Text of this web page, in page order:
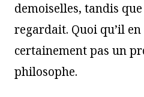
demoiselles, tandis
regardait. Quoi qu’il en
certainement pas un
philosophe.